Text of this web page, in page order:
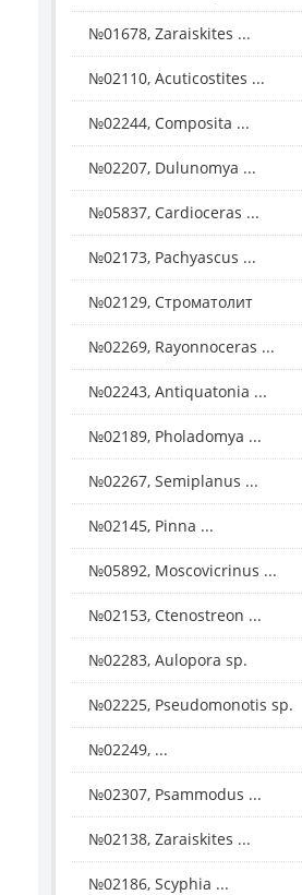
№01678, Zaraiskites ...
№02110, Acuticostites ...
№02244, Composita ...
№02207, Dulunomya ...
№05837, Cardioceras ...
№02173, Pachyascus ...
№02129, Строматолит
№02269, Rayonnoceras ...
№02243, Antiquatonia ...
№02189, Pholadomya ...
№02267, Semiplanus ...
№02145, Pinna ...
№05892, Moscovicrinus ...
№02153, Ctenostreon ...
№02283, Aulopora sp.
№02225, Pseudomonotis sp.
№02249, ...
№02307, Psammodus ...
№02138, Zaraiskites ...
№02186, Scyphia ...